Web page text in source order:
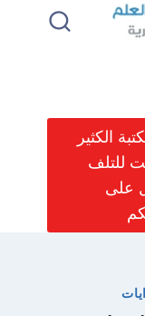
الكثير
للتلف
على